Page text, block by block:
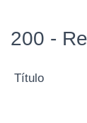
200 -
Título